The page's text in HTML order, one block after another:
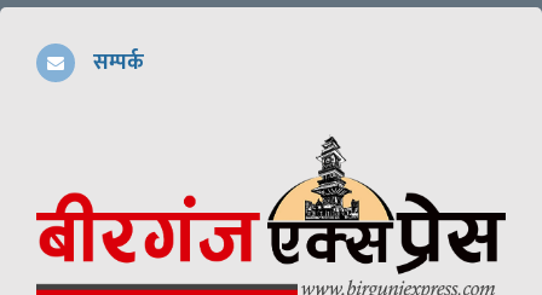
सम्पर्क